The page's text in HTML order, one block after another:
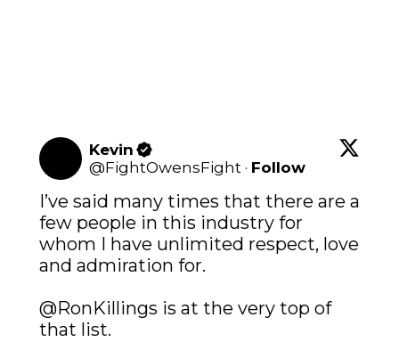
Kevin
@FightOwensFight · Follow
I’ve said many times that there are a
few people in this industry for
whom I have unlimited respect, love
and admiration for.
@RonKillings is at the very top of
that list.